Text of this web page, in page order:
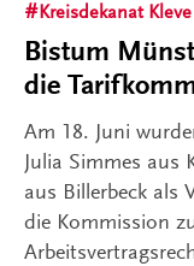
Kreisdekanat Kleve
Bistum
die
Am 18. Juni
Julia Simmes aus
aus Billerbeck als
die Kommission